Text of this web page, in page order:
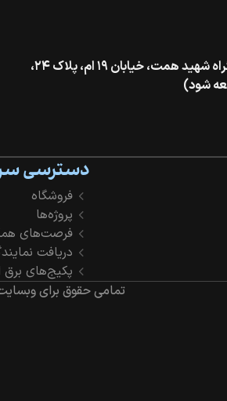
تهران، خیابان گاندی جنوبی، بالاتر از بزرگراه شهید همت، خیابان ۱۹ ام، پلاک ۲۴،
دسترسی
فروشگاه
پروژه‌ها
فرصت‌های
دریافت
پکیج‌های برق
تمامی حقوق برای